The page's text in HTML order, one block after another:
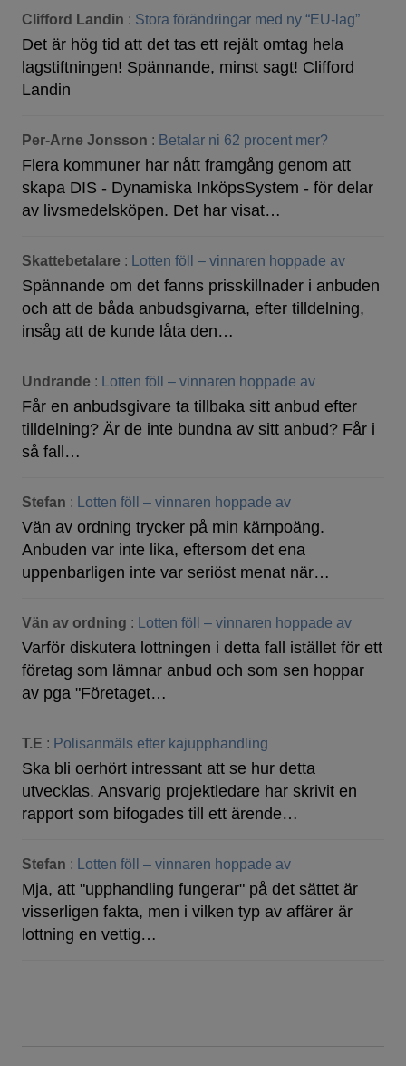
Clifford Landin : Stora förändringar med ny “EU-lag”
Det är hög tid att det tas ett rejält omtag hela
lagstiftningen! Spännande, minst sagt! Clifford
Landin
Per-Arne Jonsson : Betalar ni 62 procent mer?
Flera kommuner har nått framgång genom att
skapa DIS - Dynamiska InköpsSystem - för delar
av livsmedelsköpen. Det har visat…
Skattebetalare : Lotten föll – vinnaren hoppade av
Spännande om det fanns prisskillnader i anbuden
och att de båda anbudsgivarna, efter tilldelning,
insåg att de kunde låta den…
Undrande : Lotten föll – vinnaren hoppade av
Får en anbudsgivare ta tillbaka sitt anbud efter
tilldelning? Är de inte bundna av sitt anbud? Får i
så fall…
Stefan : Lotten föll – vinnaren hoppade av
Vän av ordning trycker på min kärnpoäng.
Anbuden var inte lika, eftersom det ena
uppenbarligen inte var seriöst menat när…
Vän av ordning : Lotten föll – vinnaren hoppade av
Varför diskutera lottningen i detta fall istället för ett
företag som lämnar anbud och som sen hoppar
av pga "Företaget…
T.E : Polisanmäls efter kajupphandling
Ska bli oerhört intressant att se hur detta
utvecklas. Ansvarig projektledare har skrivit en
rapport som bifogades till ett ärende…
Stefan : Lotten föll – vinnaren hoppade av
Mja, att "upphandling fungerar" på det sättet är
visserligen fakta, men i vilken typ av affärer är
lottning en vettig…